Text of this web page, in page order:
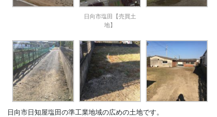
日向市塩田【売買土
地】
日向市日知屋塩田の準工業地域の広めの土地です。